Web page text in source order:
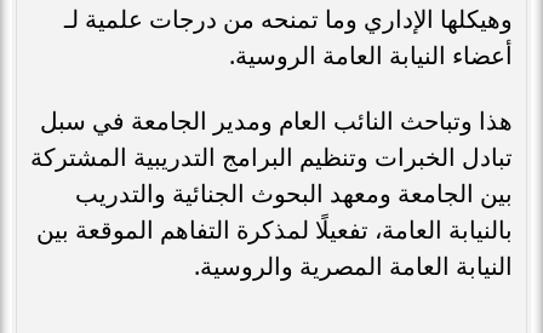
وهيكلها الإداري وما تمنحه من درجات علمية لـ
أعضاء النيابة العامة الروسية.
هذا وتباحث النائب العام ومدير الجامعة في سبل
تبادل الخبرات وتنظيم البرامج التدريبية المشتركة
بين الجامعة ومعهد البحوث الجنائية والتدريب
بالنيابة العامة، تفعيلًا لمذكرة التفاهم الموقعة بين
النيابة العامة المصرية والروسية.